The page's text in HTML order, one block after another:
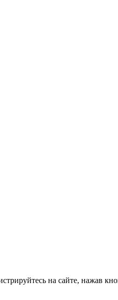
на сайте, нажав